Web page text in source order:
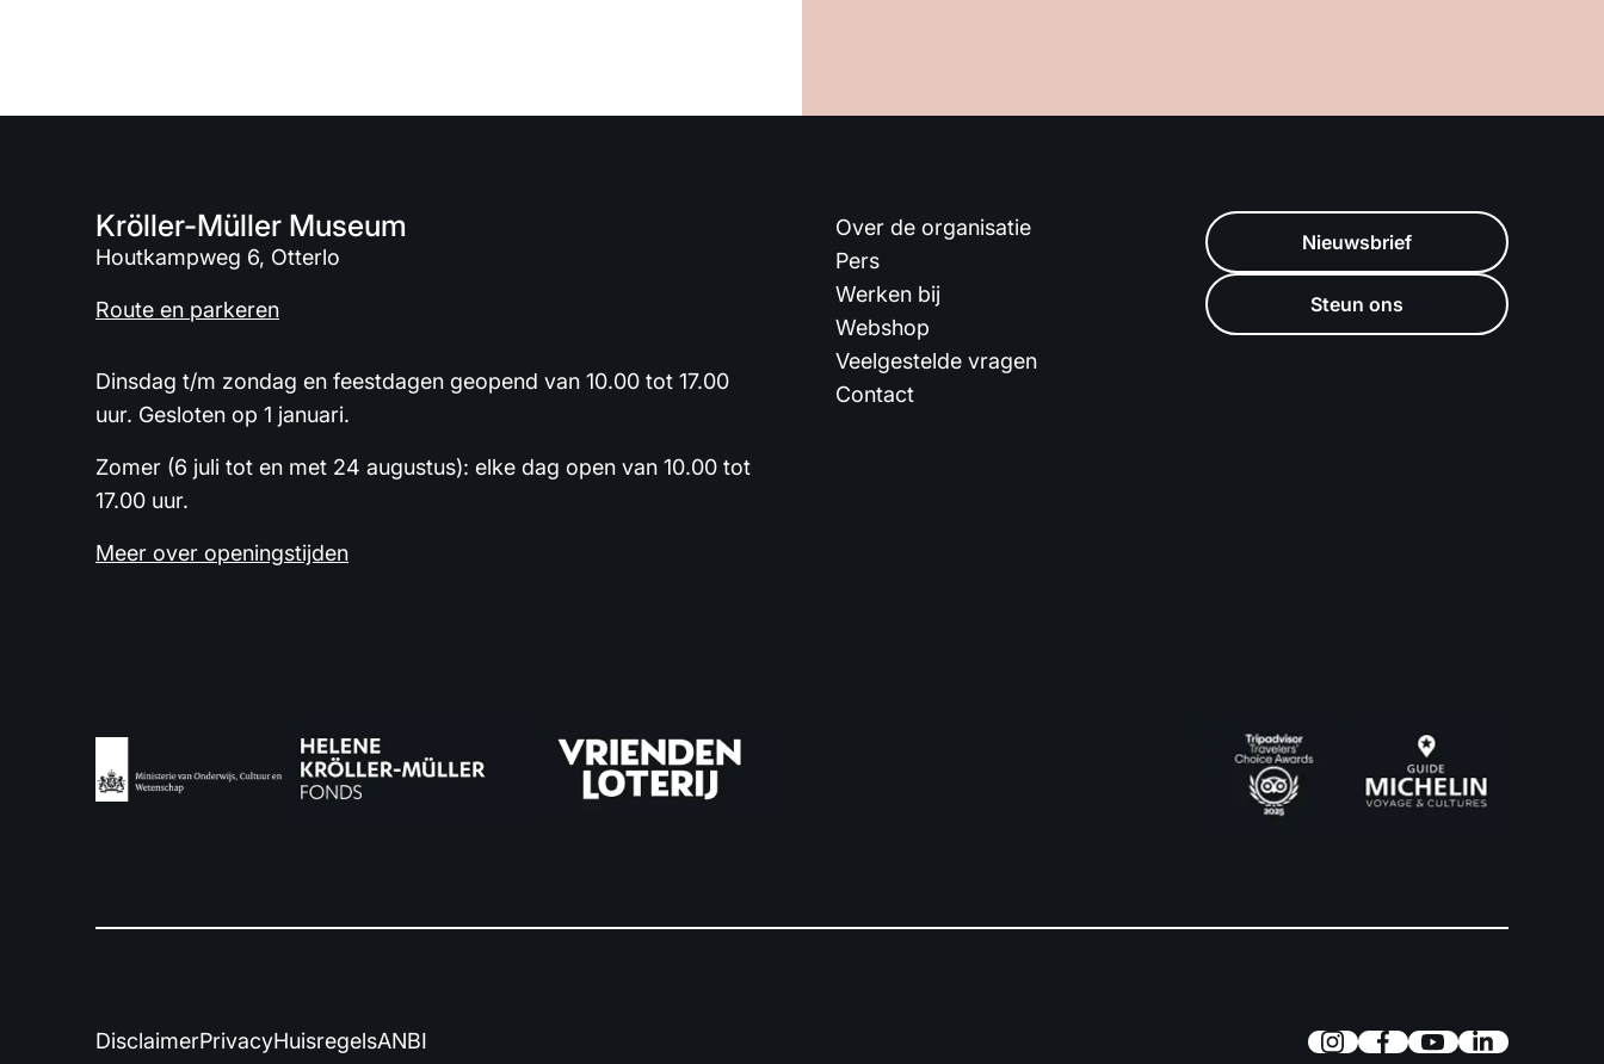
Kröller-Müller Museum
Houtkampweg 6, Otterlo
Route en parkeren
Dinsdag t/m zondag en feestdagen geopend van 10.00 tot 17.00
uur. Gesloten op 1 januari.
Zomer (6 juli tot en met 24 augustus): elke dag open van 10.00 tot
17.00 uur.
Meer over openingstijden
Over de organisatie
Pers
Werken bij
Webshop
Veelgestelde vragen
Contact
Nieuwsbrief
Steun ons
DisclaimerPrivacyHuisregelsANBI